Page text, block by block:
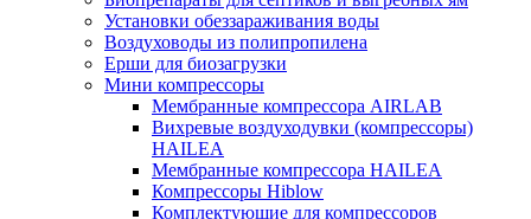
Установки обеззараживания воды
Воздуховоды из полипропилена
Ерши для биозагрузки
Мини компрессоры
Мембранные компрессора AIRLAB
Вихревые воздуходувки (компрессоры)
HAILEA
Мембранные компрессора HAILEA
Компрессоры Hiblow
Комплектующие для компрессоров